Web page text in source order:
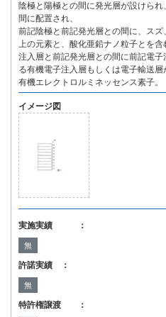
陰極と陽極との間に発光層が設けら
間に配置され、
前記陰極と前記発光層との間に、ス
上の元素と、酸化亜鉛ナノ粒子とを
注入層と前記発光層との間に前記電
る有機電子注入層もしくは電子輸送
有機エレクトロルミネッセンス素子。
イメージ図
実施実績 ：
無
許諾実績 ：
無
特許権譲渡 ：